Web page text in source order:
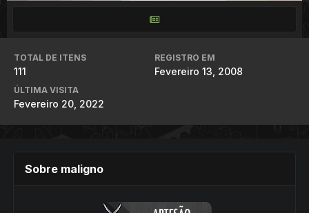
TOTAL DE ITENS
111
REGISTRO EM
Fevereiro 13, 2008
ÚLTIMA VISITA
Fevereiro 20, 2022
Sobre maligno